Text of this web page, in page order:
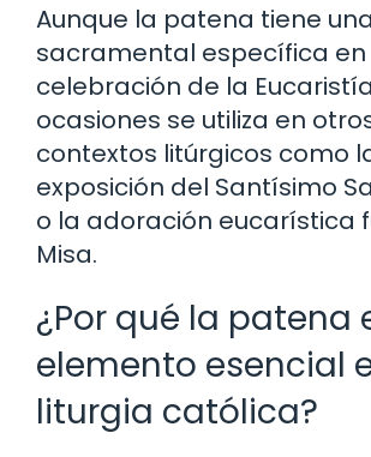
Aunque la patena tiene
sacramental específica en
celebración de la
ocasiones se utiliza en
contextos litúrgicos como
exposición del Santísimo
o la adoración eucarística
Misa.
¿Por qué la patena
elemento esencial
liturgia católica?